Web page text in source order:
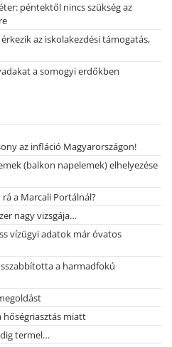
péntektől nincs szükség az
az iskolakezdési támogatás,
a somogyi erdőkben
az infláció Magyarországon!
(balkon napelemek) elhelyezése
a Marcali Portálnál?
nagy vizsgája…
vízügyi adatok már óvatos
a harmadfokú
hőségriasztás miatt
termel…